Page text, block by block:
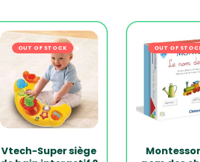
OUT OF STOCK-14%
Vtech-Super siège
OUT OF